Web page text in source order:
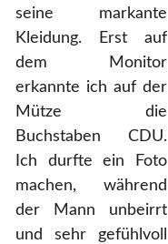
seine markante
Kleidung. Erst auf
dem Monitor
erkannte ich auf der
Mütze die
Buchstaben CDU.
Ich durfte ein Foto
machen, während
der Mann unbeirrt
und sehr gefühlvoll